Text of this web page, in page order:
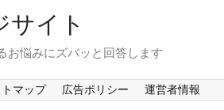
サイト
お悩みにズバッと回答します
マップ 広告ポリシー 運営者情報